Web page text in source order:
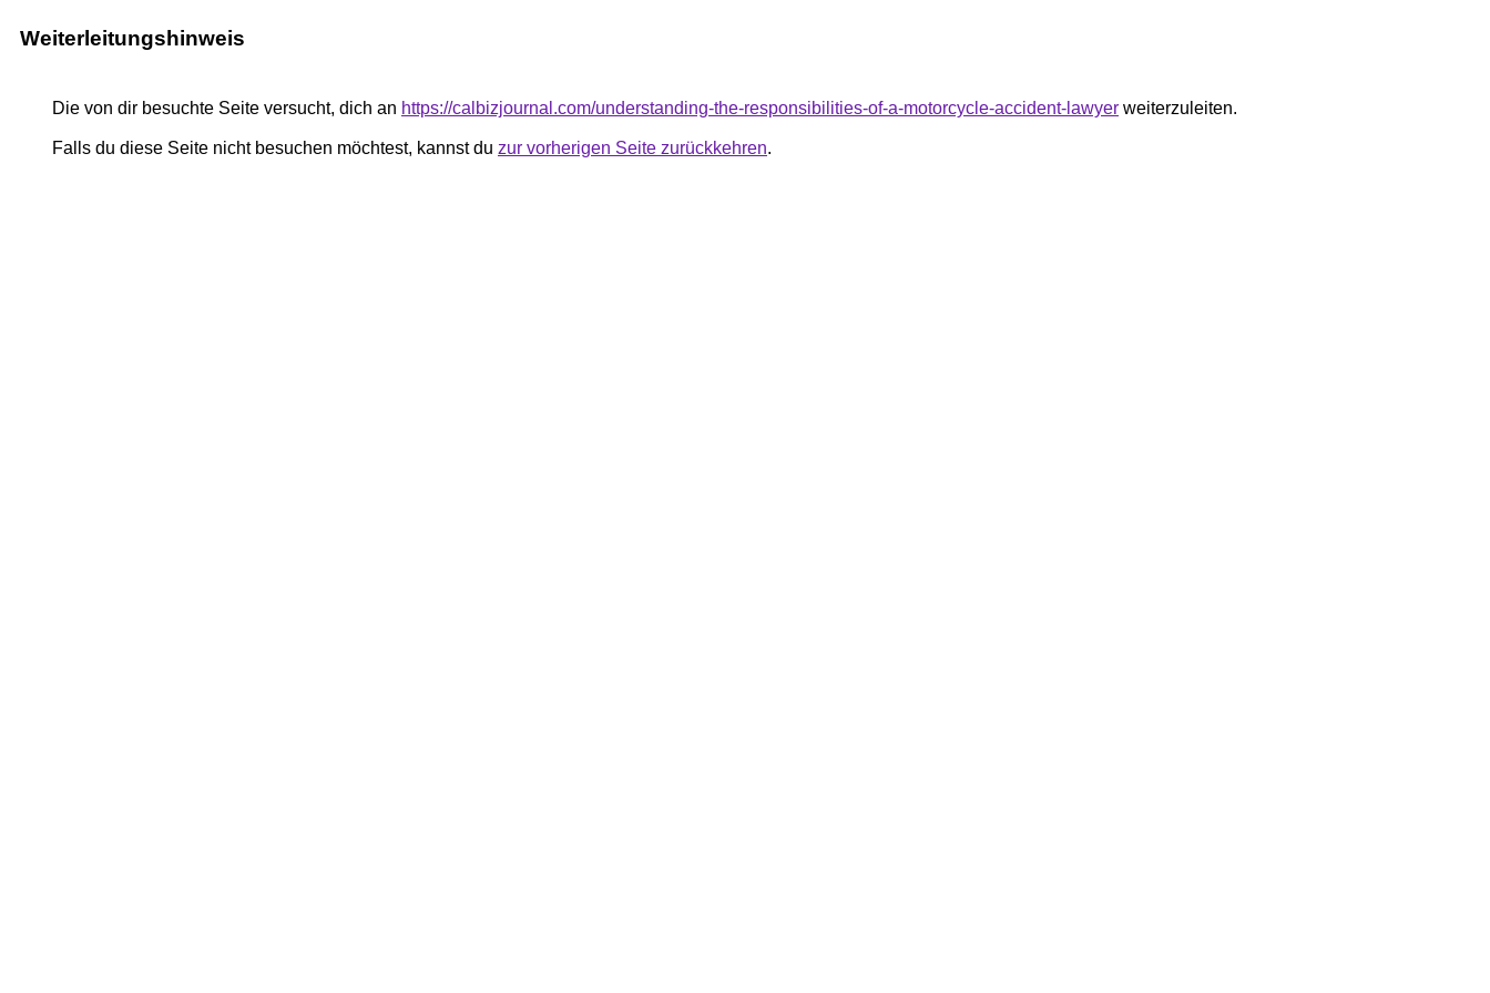
Weiterleitungshinweis
Die von dir besuchte Seite versucht, dich an https://calbizjournal.com/understanding-the-responsibilities-of-a-motorcycle-accident-lawyer weiterzuleiten.
Falls du diese Seite nicht besuchen möchtest, kannst du zur vorherigen Seite zurückkehren.